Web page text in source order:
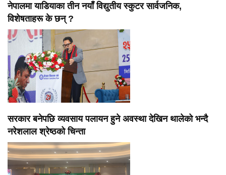
नेपालमा याडियाका तीन नयाँ विद्युतीय स्कुटर सार्वजनिक,
विशेषताहरू के छन् ?
सरकार बनेपछि व्यवसाय पलायन हुने अवस्था देखिन थालेको भन्दै
नरेशलाल श्रेष्ठको चिन्ता